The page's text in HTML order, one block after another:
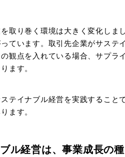
取り巻く環境は大きく変化しま
ています。取引先企業がサステ
観点を入れている場合、サプ
ます。
テイナブル経営を実践すること
ます。
ル経営は、事業成長の